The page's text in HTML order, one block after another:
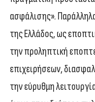
ασφάλισης».
της Ελλάδος, ως
την προληπτική
επιχειρήσεων,
την εύρυθμη